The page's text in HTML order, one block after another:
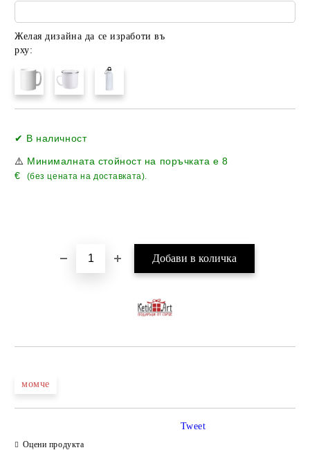
Желая дизайна да се изработи въ
рху:
✔ В наличност
⚠️ Минималната стойност на поръчката е8
€
(без цената на доставката).
момче
Оцени продукта
Tweet